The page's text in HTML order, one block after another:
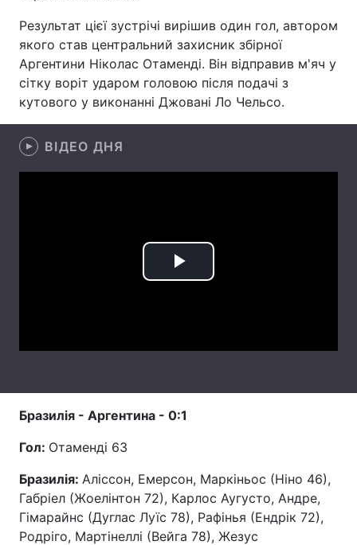
Здоров'я Туризм
Цікавинки Погода
Лонгріди
Вакансії
Тема оформлення
Результат цієї зустрічі вирішив один гол, автором
якого став центральний захисник збірної
Аргентини Ніколас Отаменді. Він відправив м'яч у
сітку воріт ударом головою після подачі з
кутового у виконанні Джовані Ло Чельсо.
ВІДЕО ДНЯ
Play
Бразилія - Аргентина - 0:1
Гол: Отаменді 63
Бразилія: Аліссон, Емерсон, Маркіньос (Ніно 46),
Габріел (Жоелінтон 72), Карлос Аугусто, Андре,
Гімарайнс (Дуглас Луїс 78), Рафінья (Ендрік 72),
Родріго, Мартінеллі (Вейга 78), Жезус